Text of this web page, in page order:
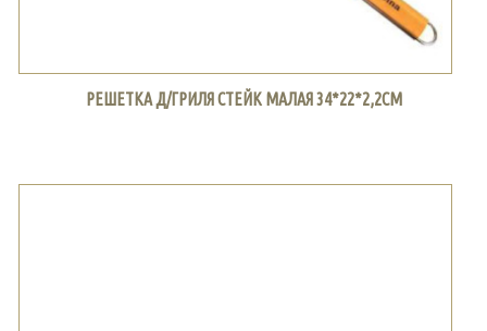
РЕШЕТКА Д/ГРИЛЯ СТЕЙК МАЛАЯ 34*22*2,2СМ